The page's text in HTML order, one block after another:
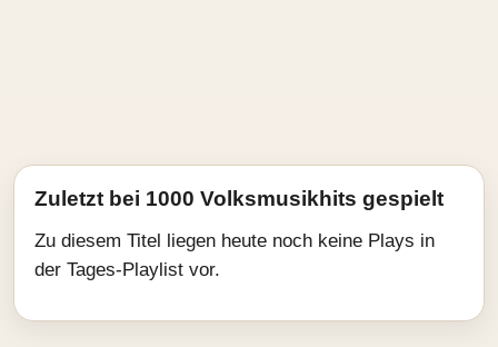
Zuletzt bei 1000 Volksmusikhits gespielt
Zu diesem Titel liegen heute noch keine Plays in
der Tages-Playlist vor.